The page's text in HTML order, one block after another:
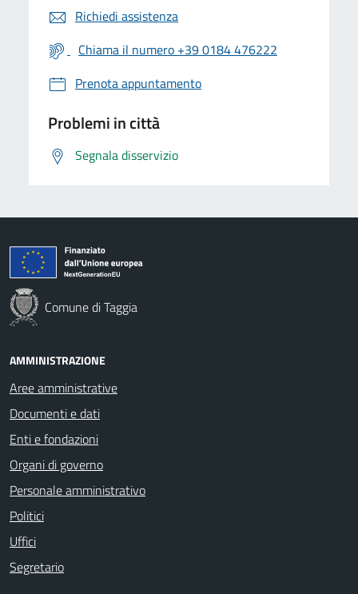
Richiedi assistenza
Chiama il numero +39 0184 476222
Prenota appuntamento
Problemi in città
Segnala disservizio
Comune di Taggia
AMMINISTRAZIONE
Aree amministrative
Documenti e dati
Enti e fondazioni
Organi di governo
Personale amministrativo
Politici
Uffici
Segretario